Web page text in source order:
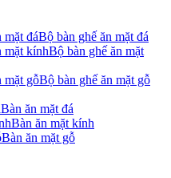
Bộ bàn ghế ăn mặt đá
Bộ bàn ghế ăn mặt
Bộ bàn ghế ăn mặt gỗ
Bàn ăn mặt đá
Bàn ăn mặt kính
Bàn ăn mặt gỗ